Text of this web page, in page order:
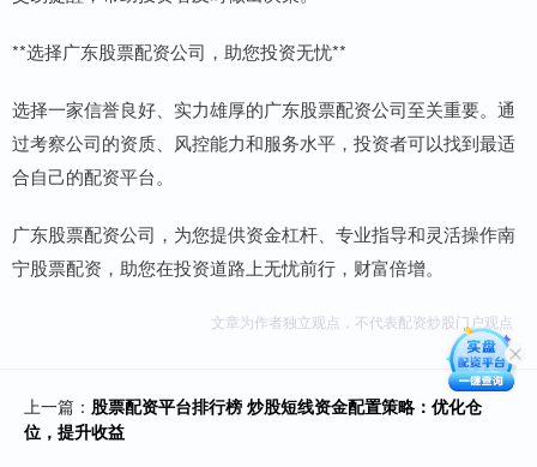
**选择广东股票配资公司，助您投资无忧**
选择一家信誉良好、实力雄厚的广东股票配资公司至关重要。通
过考察公司的资质、风控能力和服务水平，投资者可以找到最适
合自己的配资平台。
广东股票配资公司，为您提供资金杠杆、专业指导和灵活操作南
宁股票配资，助您在投资道路上无忧前行，财富倍增。
文章为作者独立观点，不代表配资炒股门户观点
上一篇： 股票配资平台排行榜 炒股短线资金配置策略：优化仓
位，提升收益